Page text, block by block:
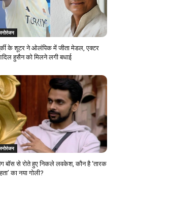
के शूटर ने ओलंपिक में जीता मेडल, एक्टर
हुसैन को मिलने लगी बधाई
बॉस से रोते हुए निकले लवकेश, कौन है ‘तारक
का नया गोली?